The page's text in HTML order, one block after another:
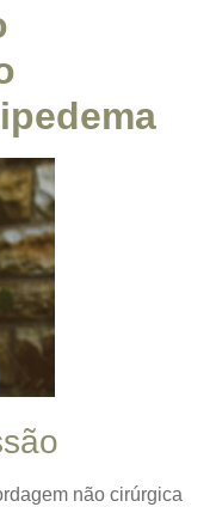
não cirúrgica